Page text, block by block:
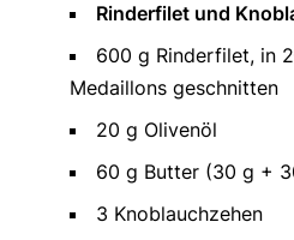
Rinderfilet und
600 g Rinderfilet, in
Medaillons geschnitten
20 g Olivenöl
60 g Butter (30 g +
3 Knoblauchzehen